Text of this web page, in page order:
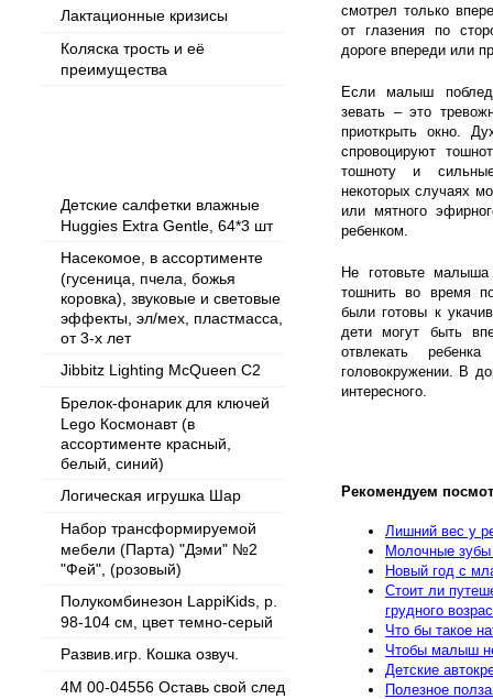
Лактационные кризисы
Коляска трость и её
преимущества
Детские салфетки влажные
Huggies Extra Gentle, 64*3 шт
Насекомое, в ассортименте
(гусеница, пчела, божья
коровка), звуковые и световые
эффекты, эл/мех, пластмасса,
от 3-х лет
Jibbitz Lighting McQueen C2
Брелок-фонарик для ключей
Lego Космонавт (в
ассортименте красный,
белый, синий)
Логическая игрушка Шар
Набор трансформируемой
мебели (Парта) "Дэми" №2
"Фей", (розовый)
Полукомбинезон LappiKids, р.
98-104 см, цвет темно-серый
Развив.игр. Кошка озвуч.
4M 00-04556 Оставь свой след
смотрел только
от глазения по
дороге впереди или
Если малыш
зевать – это
приоткрыть окно.
спровоцируют
тошноту и
некоторых случаях
или мятного
ребенком.
Не готовьте
тошнить во время
были готовы к
дети могут быть
отвлекать
головокружении. В
интересного.
Рекомендуем
Лишний вес у
Молочные
Новый год с
Стоит ли
грудного
Что бы такое
Чтобы малыш
Детские
Полезное